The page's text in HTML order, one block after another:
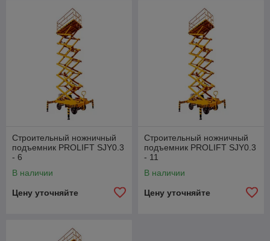
Строительный ножничный
подъемник PROLIFT SJY0.3
- 6
В наличии
Цену уточняйте
Строительный ножничный
подъемник PROLIFT SJY0.3
- 11
В наличии
Цену уточняйте